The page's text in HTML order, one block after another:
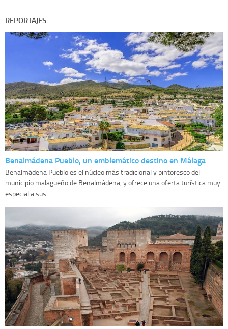
REPORTAJES
Benalmádena Pueblo, un emblemático destino en Málaga
Benalmádena Pueblo es el núcleo más tradicional y pintoresco del
municipio malagueño de Benalmádena, y ofrece una oferta turística muy
especial a sus ...